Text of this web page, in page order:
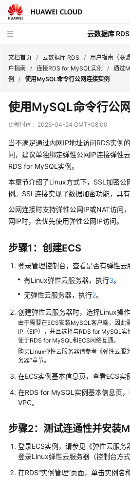
云数据库 RDS
产
品
绍
计
费
说
快
入
内
介
绍
用
户
指
南
最
佳
性
能
皮
文档首页 / 云数据库 RDS / 用户指南（联盟
户指南 / 连接RDS for MySQL实例 / 通过
例
/ 使用MySQL命令行公网连接实例
使用MySQL命令行公
更新时间： 2026-04-24 GMT+08:00
当不满足通过内网IP地址访问RDS实例
问，建议单独绑定弹性公网IP连接弹性
RDS for MySQL实例。
本章节介绍了Linux方式下，SSL加密公
例。 SSL连接实现了数据加密功能，具
公网连接时支持弹性公网IP或NAT访问
网IP时，会优先使用弹性公网IP访问。
步骤1：创建ECS
登录管理控制台，查看是否有弹性云
有Linux弹性云服务器，执行3。
无弹性云服务器，执行2。
创建弹性云服务器时，选择Linux操
由于需要在ECS安装MySQL客户端，因此
IP（EIP），并且选择与RDS for MySQL实
便于RDS for MySQL和ECS网络互通。
购买Linux弹性云服务器请参考《弹性云服
务器”章节。
在ECS实例基本信息页，查看ECS实
在RDS for MySQL实例基本信息页
VPC。
步骤2：测试连通性并安装
登录ECS实例，请参见《弹性云服务
登录Linux弹性云服务器（控制台方式
在RDS“实例管理”页面，单击实例名